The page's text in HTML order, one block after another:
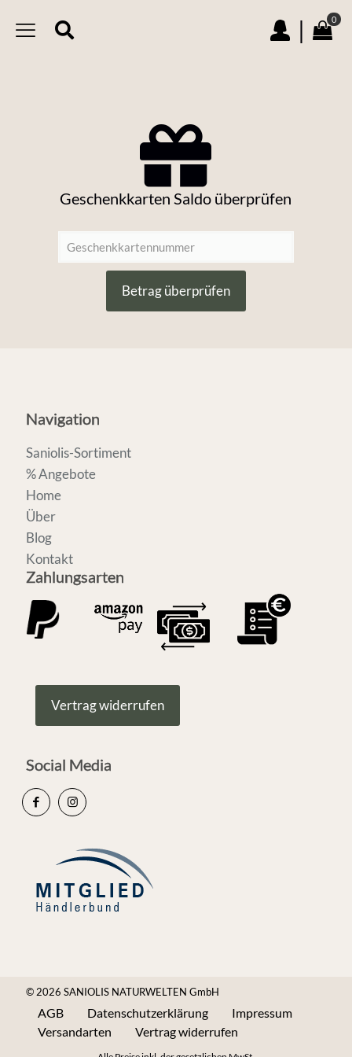
| 0
Geschenkkarten Saldo überprüfen
Navigation
Saniolis-Sortiment
% Angebote
Home
Über
Blog
Kontakt
Zahlungsarten
Vertrag widerrufen
Social Media
© 2026 SANIOLIS NATURWELTEN GmbH
AGB Datenschutzerklärung
Impressum
Versandarten
Vertrag widerrufen